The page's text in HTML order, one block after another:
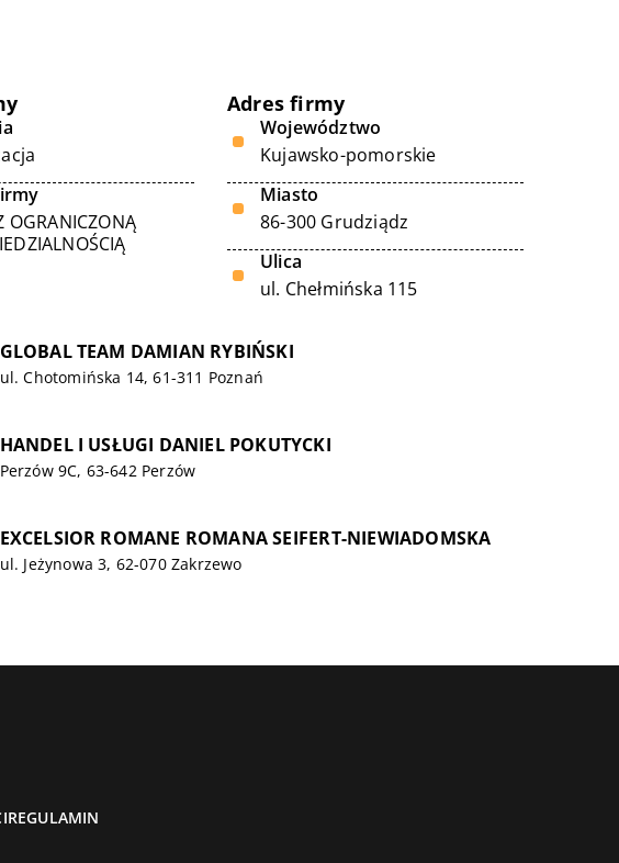
OGRANICZONĄ
Adres firmy
Województwo
Kujawsko-pomorskie
Miasto
86-300 Grudziądz
Ulica
ul. Chełmińska 115
GLOBAL TEAM DAMIAN RYBIŃSKI
ul. Chotomińska 14, 61-311 Poznań
HANDEL I USŁUGI DANIEL POKUTYCKI
Perzów 9C, 63-642 Perzów
EXCELSIOR ROMANE ROMANA SEIFERT-NIEWIADOMSKA
ul. Jeżynowa 3, 62-070 Zakrzewo
REGULAMIN